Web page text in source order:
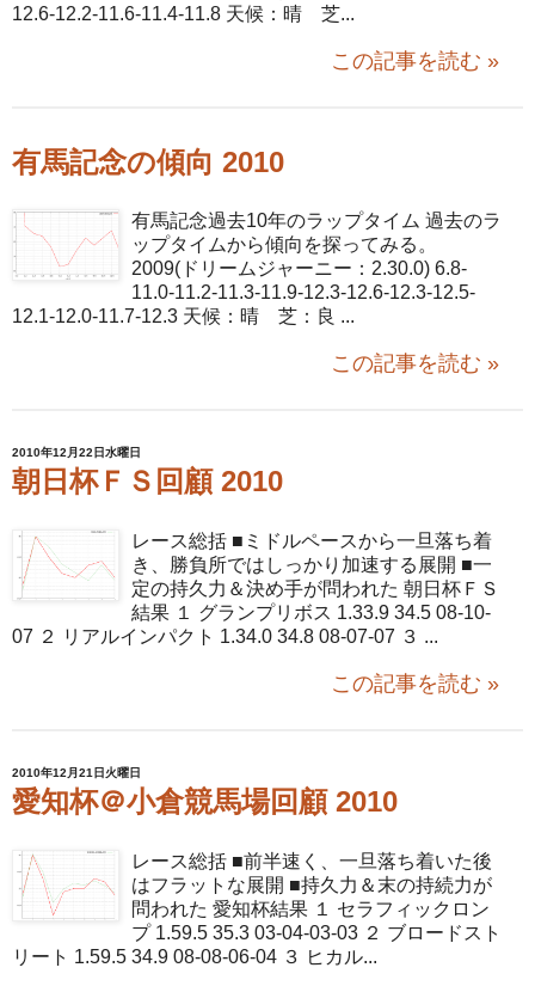
12.6-12.2-11.6-11.4-11.8 天候：晴 芝...
この記事を読む »
有馬記念の傾向 2010
有馬記念過去10年のラップタイム 過去のラ
ップタイムから傾向を探ってみる。
2009(ドリームジャーニー：2.30.0) 6.8-
11.0-11.2-11.3-11.9-12.3-12.6-12.3-12.5-
12.1-12.0-11.7-12.3 天候：晴 芝：良 ...
この記事を読む »
2010年12月22日水曜日
朝日杯ＦＳ回顧 2010
レース総括 ■ミドルペースから一旦落ち着
き、勝負所ではしっかり加速する展開 ■一
定の持久力＆決め手が問われた 朝日杯ＦＳ
結果 １ グランプリボス 1.33.9 34.5 08-10-
07 ２ リアルインパクト 1.34.0 34.8 08-07-07 ３ ...
この記事を読む »
2010年12月21日火曜日
愛知杯＠小倉競馬場回顧 2010
レース総括 ■前半速く、一旦落ち着いた後
はフラットな展開 ■持久力＆末の持続力が
問われた 愛知杯結果 １ セラフィックロン
プ 1.59.5 35.3 03-04-03-03 ２ ブロードスト
リート 1.59.5 34.9 08-08-06-04 ３ ヒカル...